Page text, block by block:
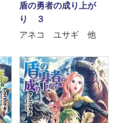
盾の勇者の成り上が
り ３
アネコ ユサギ 他